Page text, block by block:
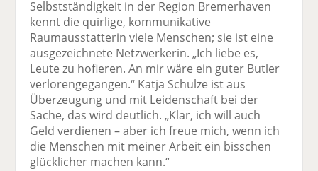
Selbstständigkeit in der Region Bremerhaven
kennt die quirlige, kommunikative
Raumausstatterin viele Menschen; sie ist eine
ausgezeichnete Netzwerkerin. „Ich liebe es,
Leute zu hofieren. An mir wäre ein guter Butler
verlorengegangen.“ Katja Schulze ist aus
Überzeugung und mit Leidenschaft bei der
Sache, das wird deutlich. „Klar, ich will auch
Geld verdienen – aber ich freue mich, wenn ich
die Menschen mit meiner Arbeit ein bisschen
glücklicher machen kann.“